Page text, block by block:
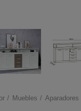
Muebles
Aparadores